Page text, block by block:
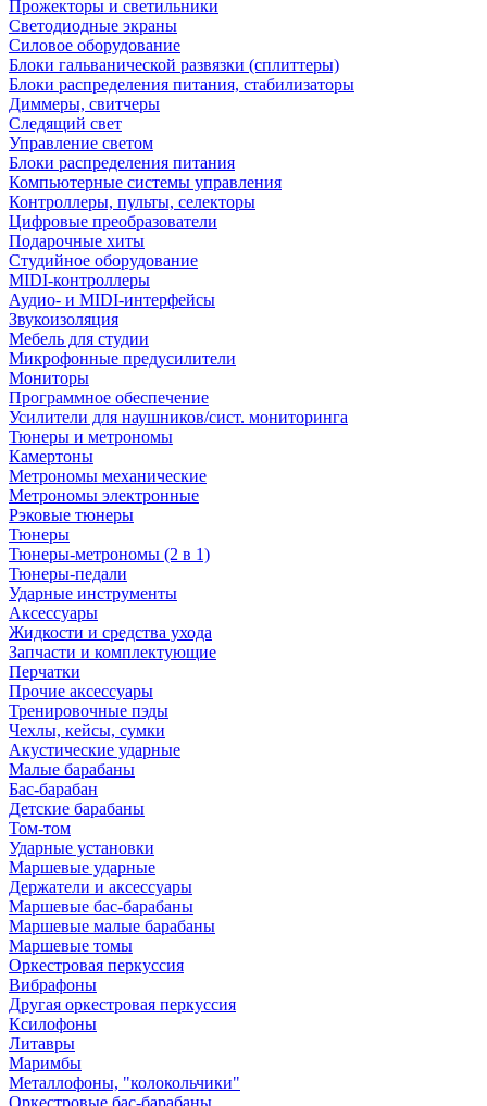
Прожекторы и светильники
Светодиодные экраны
Силовое оборудование
Блоки гальванической развязки (сплиттеры)
Блоки распределения питания, стабилизаторы
Диммеры, свитчеры
Следящий свет
Управление светом
Блоки распределения питания
Компьютерные системы управления
Контроллеры, пульты, селекторы
Цифровые преобразователи
Подарочные хиты
Студийное оборудование
MIDI-контроллеры
Аудио- и MIDI-интерфейсы
Звукоизоляция
Мебель для студии
Микрофонные предусилители
Мониторы
Программное обеспечение
Усилители для наушников/сист. мониторинга
Тюнеры и метрономы
Камертоны
Метрономы механические
Метрономы электронные
Рэковые тюнеры
Тюнеры
Тюнеры-метрономы (2 в 1)
Тюнеры-педали
Ударные инструменты
Аксессуары
Жидкости и средства ухода
Запчасти и комплектующие
Перчатки
Прочие аксессуары
Тренировочные пэды
Чехлы, кейсы, сумки
Акустические ударные
Mалые барабаны
Бас-барабан
Детские барабаны
Том-том
Ударные установки
Маршевые ударные
Держатели и аксессуары
Маршевые бас-барабаны
Маршевые малые барабаны
Маршевые томы
Оркестровая перкуссия
Вибрафоны
Другая оркестровая перкуссия
Ксилофоны
Литавры
Маримбы
Металлофоны, "колокольчики"
Оркестровые бас-барабаны